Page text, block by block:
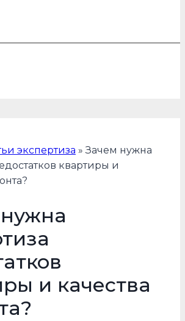
экспертиза »Зачем нужна
квартиры и
и качества